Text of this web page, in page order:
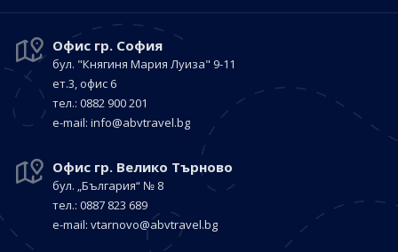
Офис гр. София
бул. "Княгиня Мария Луиза" 9-11
ет.3, офис 6
тел.: 0882 900 201
е-mail: info@abvtravel.bg
Офис гр. Велико Търново
бул. „България“ № 8
тел.: 0887 823 689
е-mail: vtarnovo@abvtravel.bg